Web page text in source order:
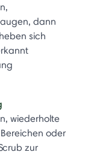
dann
sich
wiederholte
oder
zur